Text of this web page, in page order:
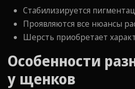
Стабилизируется
Проявляются все нюансы
Шерсть приобретает
Особенности
у щенков